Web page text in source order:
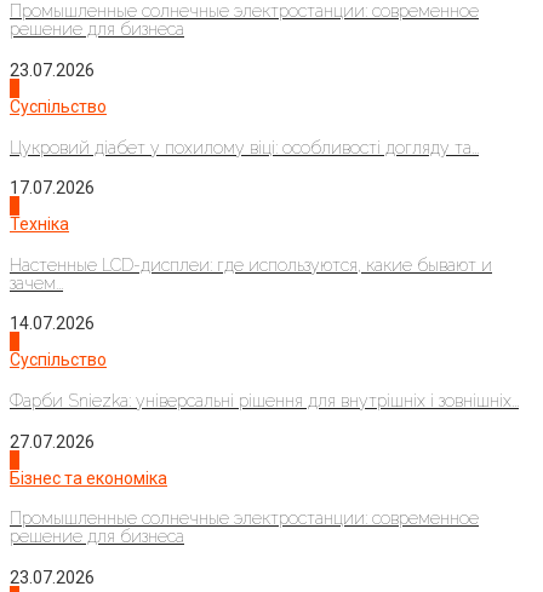
Промышленные солнечные электростанции: современное
решение для бизнеса
23.07.2026
Суспільство
Цукровий діабет у похилому віці: особливості догляду та...
17.07.2026
Техніка
Настенные LCD-дисплеи: где используются, какие бывают и
зачем...
14.07.2026
Суспільство
Фарби Sniezka: універсальні рішення для внутрішніх і зовнішніх...
27.07.2026
Бізнес та економіка
Промышленные солнечные электростанции: современное
решение для бизнеса
23.07.2026